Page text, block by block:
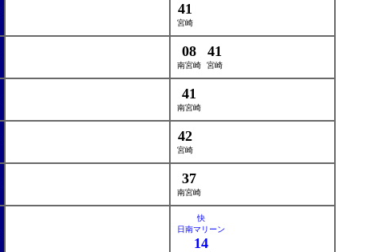
41
宮崎
08
南宮崎
41
宮崎
41
南宮崎
42
宮崎
37
南宮崎
快
日南マリーン
14